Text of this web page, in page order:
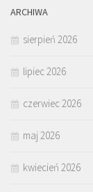
ARCHIWA
sierpień 2026
lipiec 2026
czerwiec 2026
maj 2026
kwiecień 2026